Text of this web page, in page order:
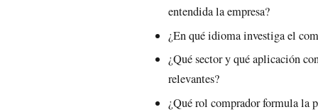
entendida la empresa?
¿En qué idioma investiga el
¿Qué sector y qué aplicación
relevantes?
¿Qué rol comprador formula la